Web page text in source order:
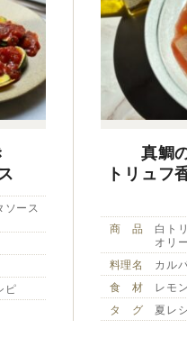
ソース
ピ
真鯛
トリュフ
商 品
白ト
オリ
料理名
カル
食 材
レモ
タ グ
夏レ